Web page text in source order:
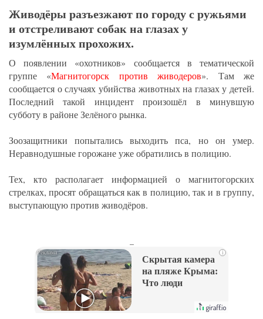
Живодёры разъезжают по городу с ружьями
и отстреливают собак на глазах у
изумлённых прохожих.
О появлении «охотников» сообщается в тематической
группе «Магнитогорск против живодеров». Там же
сообщается о случаях убийства животных на глазах у детей.
Последний такой инцидент произошёл в минувшую
субботу в районе Зелёного рынка.
Зоозащитники попытались выходить пса, но он умер.
Неравнодушные горожане уже обратились в полицию.
Тех, кто располагает информацией о магнитогорских
стрелках, просят обращаться как в полицию, так и в группу,
выступающую против живодёров.
i
Скрытая камера
на пляже Крыма:
Что люди
их не видят...